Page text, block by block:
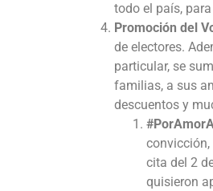
todo el país,
Promoción del
de electores.
particular, se
familias, a sus
descuentos y
cita del 2
quisieron